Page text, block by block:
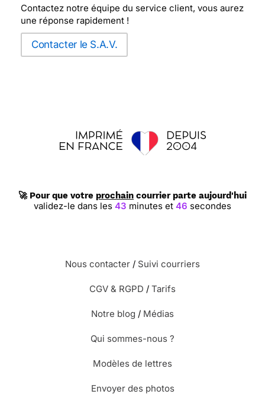
Contactez notre équipe du service client, vous aurez
une réponse rapidement !
Contacter le S.A.V.
🚀 Pour que votre prochain courrier parte aujourd'hui
validez-le dans les 43 minutes et 46 secondes
Nous contacter / Suivi courriers
CGV & RGPD / Tarifs
Notre blog / Médias
Qui sommes-nous ?
Modèles de lettres
Envoyer des photos